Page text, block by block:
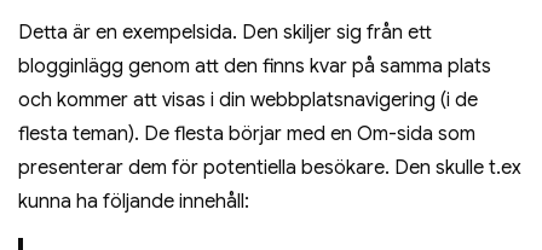
Detta är en exempelsida. Den skiljer sig från ett
blogginlägg genom att den finns kvar på samma plats
och kommer att visas i din webbplatsnavigering (i de
flesta teman). De flesta börjar med en Om-sida som
presenterar dem för potentiella besökare. Den skulle t.ex
kunna ha följande innehåll: